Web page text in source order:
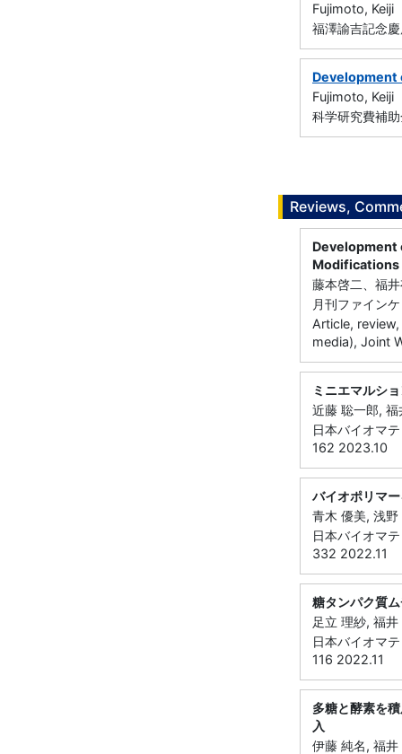
Fujimoto, Keiji
福澤諭吉記念
Fujimoto, Keiji
科学研究費補
Reviews,
Development
Modifications
藤本啓二、福
月刊ファイン
Article,
media), Joint
ミニエマルシ
近藤 聡一郎,
日本バイオマ
162 2023.10
バイオポリマ
青木 優美, 浅
日本バイオマ
332 2022.11
糖タンパク質
足立 理紗, 福
日本バイオマ
116 2022.11
多糖と酵素を
入
伊藤 純名, 福